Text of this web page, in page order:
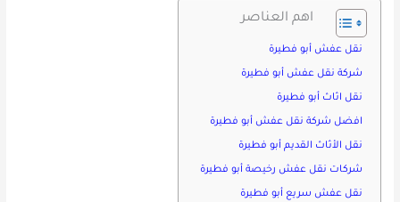
اهم العناصر
نقل عفش أبو فطيرة
شركة نقل عفش أبو فطيرة
نقل اثاث أبو فطيرة
افضل شركة نقل عفش أبو فطيرة
نقل الأثاث القديم أبو فطيرة
شركات نقل عفش رخيصة أبو فطيرة
نقل عفش سريع أبو فطيرة